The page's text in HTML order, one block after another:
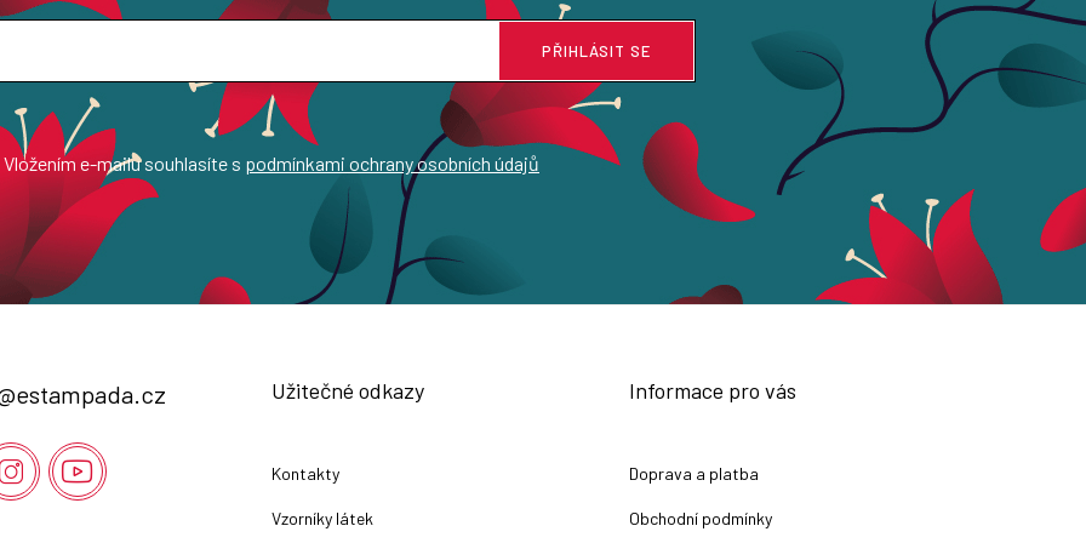
Vložením e-mailu souhlasíte s podmínkami ochrany osobních údajů
PŘIHLÁSIT SE
estampada.cz Užitečné odkazy
Kontakty
Vzorníky látek
Informace pro vás
Doprava a platba
Obchodní podmínky